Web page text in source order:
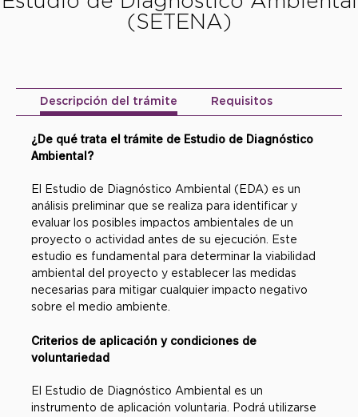
(SETENA)
Descripción del trámite Requisitos
¿De qué trata el trámite de Estudio de Diagnóstico
Ambiental?
El Estudio de Diagnóstico Ambiental (EDA) es un
análisis preliminar que se realiza para identificar y
evaluar los posibles impactos ambientales de un
proyecto o actividad antes de su ejecución. Este
estudio es fundamental para determinar la viabilidad
ambiental del proyecto y establecer las medidas
necesarias para mitigar cualquier impacto negativo
sobre el medio ambiente.
Criterios de aplicación y condiciones de
voluntariedad
El Estudio de Diagnóstico Ambiental es un
instrumento de aplicación voluntaria. Podrá utilizarse